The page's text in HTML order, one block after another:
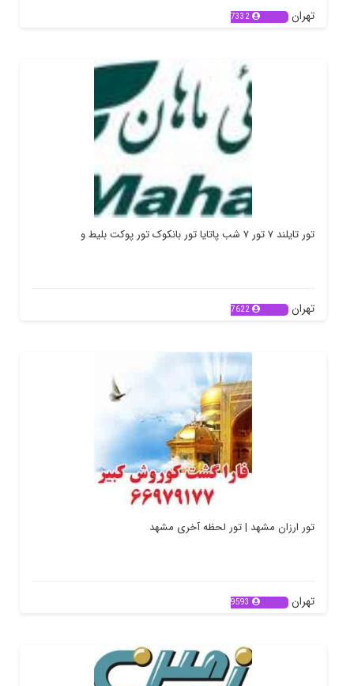
تهران 7332
تور تایلند ۷ تور ۷ شب پاتایا تور بانکوک تور پوکت بلیط و
تهران 7622
تور ارزان مشهد | تور لحظه آخری مشهد
تهران 9593